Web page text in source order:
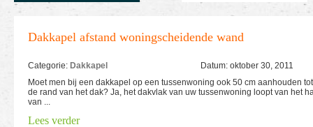
Dakkapel afstand woningscheidende wand
Categorie: Dakkapel
Datum: oktober 30, 2011
Moet men bij een dakkapel op een tussenwoning ook 50 cm aanhouden tot
de rand van het dak? Ja, het dakvlak van uw tussenwoning loopt van het
van ...
Lees verder